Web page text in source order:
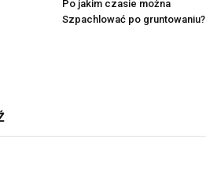
Po jakim czasie można
Szpachlować po gruntowaniu?